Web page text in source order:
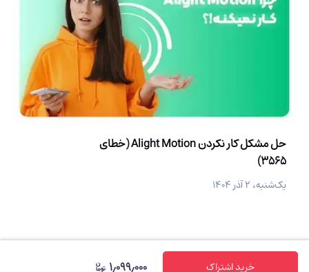
خرید اشتراک ۱٫۰۹۹٫۰۰۰
حل مشکل کار نکردن Alight Motion (خطای
3565)
یک‌شنبه، ۲ آذر ۱۴۰۴